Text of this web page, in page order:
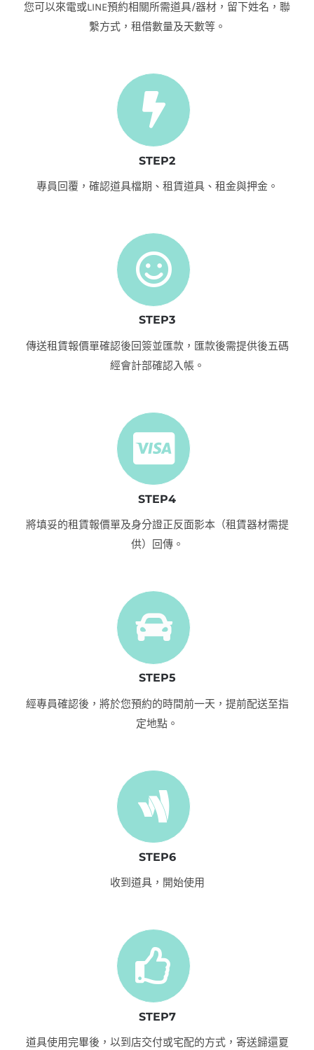
您可以來電或LINE預約相關所需道具/器材，留下姓名，聯
繫方式，租借數量及天數等。
STEP2
專員回覆，確認道具檔期、租賃道具、租金與押金。
STEP3
傳送租賃報價單確認後回簽並匯款，匯款後需提供後五碼
經會計部確認入帳。
STEP4
將填妥的租賃報價單及身分證正反面影本（租賃器材需提
供）回傳。
STEP5
經專員確認後，將於您預約的時間前一天，提前配送至指
定地點。
STEP6
收到道具，開始使用
STEP7
道具使用完畢後，以到店交付或宅配的方式，寄送歸還夏